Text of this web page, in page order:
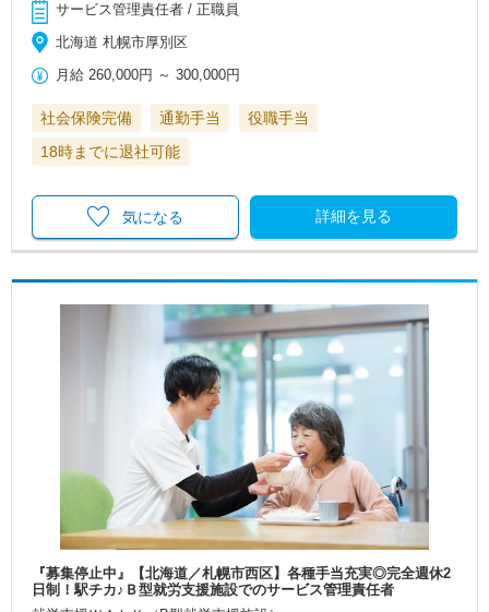
サービス管理責任者 / 正職員
北海道 札幌市厚別区
月給 260,000円 ～300,000円
社会保険完備 通勤手当
役職手当
18時までに退社可能
詳細を見る
気になる
『募集停止中』【北海道／札幌市西区】各種手当充実◎完全週休2
日制！駅チカ♪Ｂ型就労支援施設でのサービス管理責任者